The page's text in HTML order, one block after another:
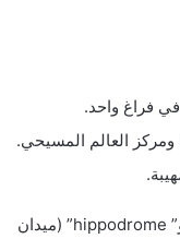
فراغ واحد.
ومركز العالم المسيحي.
اختير الموقع في قلب القسطنطينية، بالقرب من القصر الإمبراطوري و” hippodrome” (ميدان